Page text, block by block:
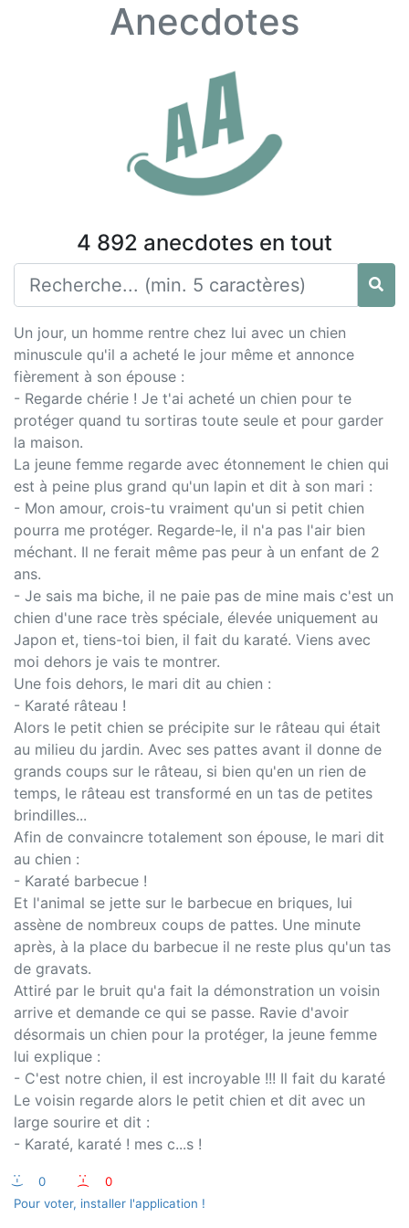
Anecdotes
4 892 anecdotes en tout
Un jour, un homme rentre chez lui avec un chien
minuscule qu'il a acheté le jour même et annonce
fièrement à son épouse :
- Regarde chérie ! Je t'ai acheté un chien pour te
protéger quand tu sortiras toute seule et pour garder
la maison.
La jeune femme regarde avec étonnement le chien qui
est à peine plus grand qu'un lapin et dit à son mari :
- Mon amour, crois-tu vraiment qu'un si petit chien
pourra me protéger. Regarde-le, il n'a pas l'air bien
méchant. Il ne ferait même pas peur à un enfant de 2
ans.
- Je sais ma biche, il ne paie pas de mine mais c'est un
chien d'une race très spéciale, élevée uniquement au
Japon et, tiens-toi bien, il fait du karaté. Viens avec
moi dehors je vais te montrer.
Une fois dehors, le mari dit au chien :
- Karaté râteau !
Alors le petit chien se précipite sur le râteau qui était
au milieu du jardin. Avec ses pattes avant il donne de
grands coups sur le râteau, si bien qu'en un rien de
temps, le râteau est transformé en un tas de petites
brindilles...
Afin de convaincre totalement son épouse, le mari dit
au chien :
- Karaté barbecue !
Et l'animal se jette sur le barbecue en briques, lui
assène de nombreux coups de pattes. Une minute
après, à la place du barbecue il ne reste plus qu'un tas
de gravats.
Attiré par le bruit qu'a fait la démonstration un voisin
arrive et demande ce qui se passe. Ravie d'avoir
désormais un chien pour la protéger, la jeune femme
lui explique :
- C'est notre chien, il est incroyable !!! Il fait du karaté
Le voisin regarde alors le petit chien et dit avec un
large sourire et dit :
- Karaté, karaté ! mes c...s !
:-) 0 :-(
0
Pour voter, installer l'application !